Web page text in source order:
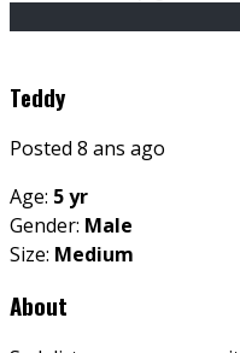
Teddy
Posted 8 ans ago
Age: 5 yr
Gender: Male
Size: Medium
About